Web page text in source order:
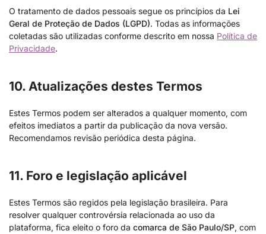
O tratamento de dados pessoais segue os princípios da Lei
Geral de Proteção de Dados (LGPD). Todas as informações
coletadas são utilizadas conforme descrito em nossa Política de
Privacidade.
10. Atualizações destes Termos
Estes Termos podem ser alterados a qualquer momento, com
efeitos imediatos a partir da publicação da nova versão.
Recomendamos revisão periódica desta página.
11. Foro e legislação aplicável
Estes Termos são regidos pela legislação brasileira. Para
resolver qualquer controvérsia relacionada ao uso da
plataforma, fica eleito o foro da comarca de São Paulo/SP, com